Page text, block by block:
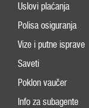
Uslovi plaćanja
Polisa osiguranja
Vize i putne isprave
Saveti
Poklon vaučer
Info za subagente